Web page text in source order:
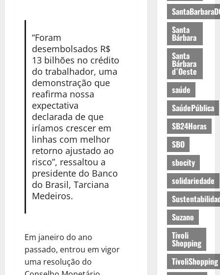
“Foram
desembolsados R$
13 bilhões no crédito
do trabalhador, uma
demonstração que
reafirma nossa
expectativa
declarada de que
iríamos crescer em
linhas com melhor
retorno ajustado ao
risco”, ressaltou a
presidente do Banco
do Brasil, Tarciana
Medeiros.
Em janeiro do ano
passado, entrou em vigor
uma resolução do
Santa
Bárbara
Santa
Bárbara
d´Oeste
saúde
SaúdePública
SB24Horas
SBO
sbocity
solidariedade
Suzano
Tivoli
Shopping
TivoliShopping